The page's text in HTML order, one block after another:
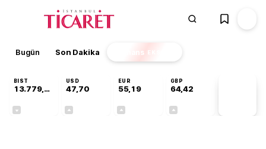
Bugün Son Dakika Finans EKSTRA
BIST
13.779,39
USD
47,70
EUR
55,19
GBP
64,42